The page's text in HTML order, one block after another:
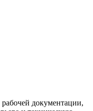
документации,